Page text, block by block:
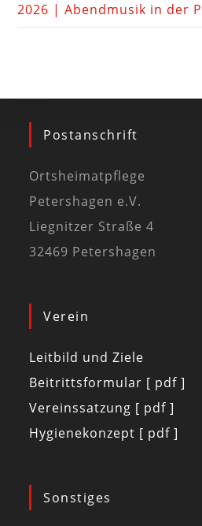
2026 | Abendmusik in der
Postanschrift
Ortsheimatpflege
Petershagen e.V.
Liegnitzer Straße 4
32469 Petershagen
Verein
Leitbild und Ziele
Beitrittsformular [ pdf ]
Vereinssatzung [ pdf ]
Hygienekonzept [ pdf ]
Sonstiges